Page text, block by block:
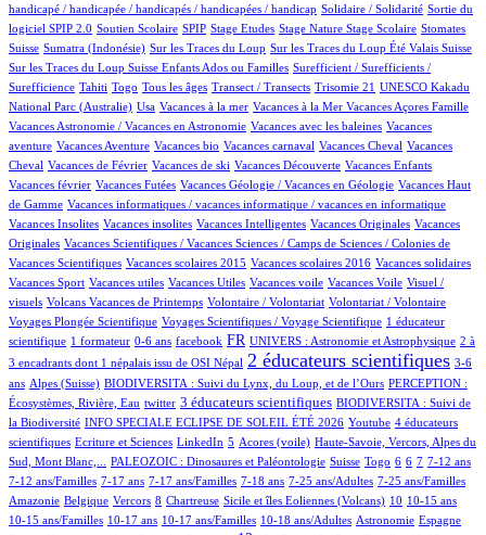
handicapé / handicapée / handicapés / handicapées / handicap
2/531 Solidaire / Solidarité
3/531
Sortie du
logiciel SPIP 2.0
22/531 Soutien Scolaire
3/531 SPIP
1/531 Stage Etudes
1/531 Stage Nature
2/531 Stage Scolaire
1/531 Stomates
80/531
Suisse
10/531Sumatra (Indonésie)
2/531 Sur les Traces du Loup
4/531 Sur les Traces du Loup Été Valais Suisse
3/531
Sur les Traces du Loup Suisse Enfants Ados ou Familles
1/531
Surefficient / Surefficients /
Surefficience
9/531 Tahiti
6/531 Togo
10/531 Tous les âges
34/531 Transect / Transects
1/531 Trisomie 21
1/531
UNESCO Kakadu
National Parc (Australie)
6/531 Usa
1/531 Vacances à la mer
1/531 Vacances à la Mer
1/531 Vacances Açores Famille
11/531
Vacances Astronomie / Vacances en Astronomie
1/531 Vacances avec les baleines
1/531
Vacances
aventure
2/531 Vacances Aventure
1/531 Vacances bio
1/531 Vacances carnaval
41/531 Vacances Cheval
1/531
Vacances
Cheval
15/531Vacances de Février
1/531 Vacances de ski
1/531 Vacances Découverte
10/531 Vacances Enfants
1/531
Vacances février
2/531 Vacances Futées
7/531 Vacances Géologie / Vacances en Géologie
1/531
Vacances Haut
de Gamme
1/531 Vacances informatiques / vacances informatique / vacances en informatique
1/531
Vacances Insolites
1/531 Vacances insolites
1/531 Vacances Intelligentes
2/531 Vacances Originales
1/531
Vacances
Originales
2/531
Vacances Scientifiques / Vacances Sciences / Camps de Sciences / Colonies de
Vacances Scientifiques
1/531 Vacances scolaires 2015
1/531 Vacances scolaires 2016
1/531 Vacances solidaires
1/531
Vacances Sport
1/531 Vacances utiles
1/531 Vacances Utiles
1/531 Vacances voile
1/531 Vacances Voile
1/531
Visuel /
visuels
2/531Volcans Vacances de Printemps
1/531 Volontaire / Volontariat
1/531 Volontariat / Volontaire
32/531
Voyages Plongée Scientifique
2/531 Voyages Scientifiques / Voyage Scientifique
65/531
1 éducateur
scientifique
4/531 1 formateur
2/531 0-6 ans
9/531 facebook
195/531 FR
15/531 UNIVERS : Astronomie et Astrophysique
4/531
2 à
3 encadrants dont 1 népalais issu de OSI Népal
327/531 2 éducateurs scientifiques
9/531
3-6
ans
56/531Alpes (Suisse)
25/531 BIODIVERSITA : Suivi du Lynx, du Loup, et de l’Ours
7/531
PERCEPTION :
Écosystèmes, Rivière, Eau
1/531 twitter
136/531 3 éducateurs scientifiques
38/531
BIODIVERSITA : Suivi de
la Biodiversité
41/531 INFO SPECIALE ECLIPSE DE SOLEIL ÉTÉ 2026
1/531 Youtube
27/531
4 éducateurs
scientifiques
1/531 Ecriture et Sciences
1/531 LinkedIn
16/531 5
3/531 Acores (voile)
10/531
Haute-Savoie, Vercors, Alpes du
Sud, Mont Blanc,...
34/531 PALEOZOIC : Dinosaures et Paléontologie
2/531 Suisse
4/531 Togo
1/531 6
14/531 6
36/531 7
7/531 7-12 ans
34/531
7-12 ans/Familles
2/531 7-17 ans
26/531 7-17 ans/Familles
18/531 7-18 ans
1/531 7-25 ans/Adultes
7/531 7-25 ans/Familles
1/531
Amazonie
1/531 Belgique
1/531 Vercors
35/531 8
1/531 Chartreuse
3/531 Sicile et îles Eoliennes (Volcans)
50/531 10
2/531 10-15 ans
2/531
10-15 ans/Familles
3/531 10-17 ans
8/531 10-17 ans/Familles
4/531 10-18 ans/Adultes
44/531 Astronomie
41/531 Espagne
6/531